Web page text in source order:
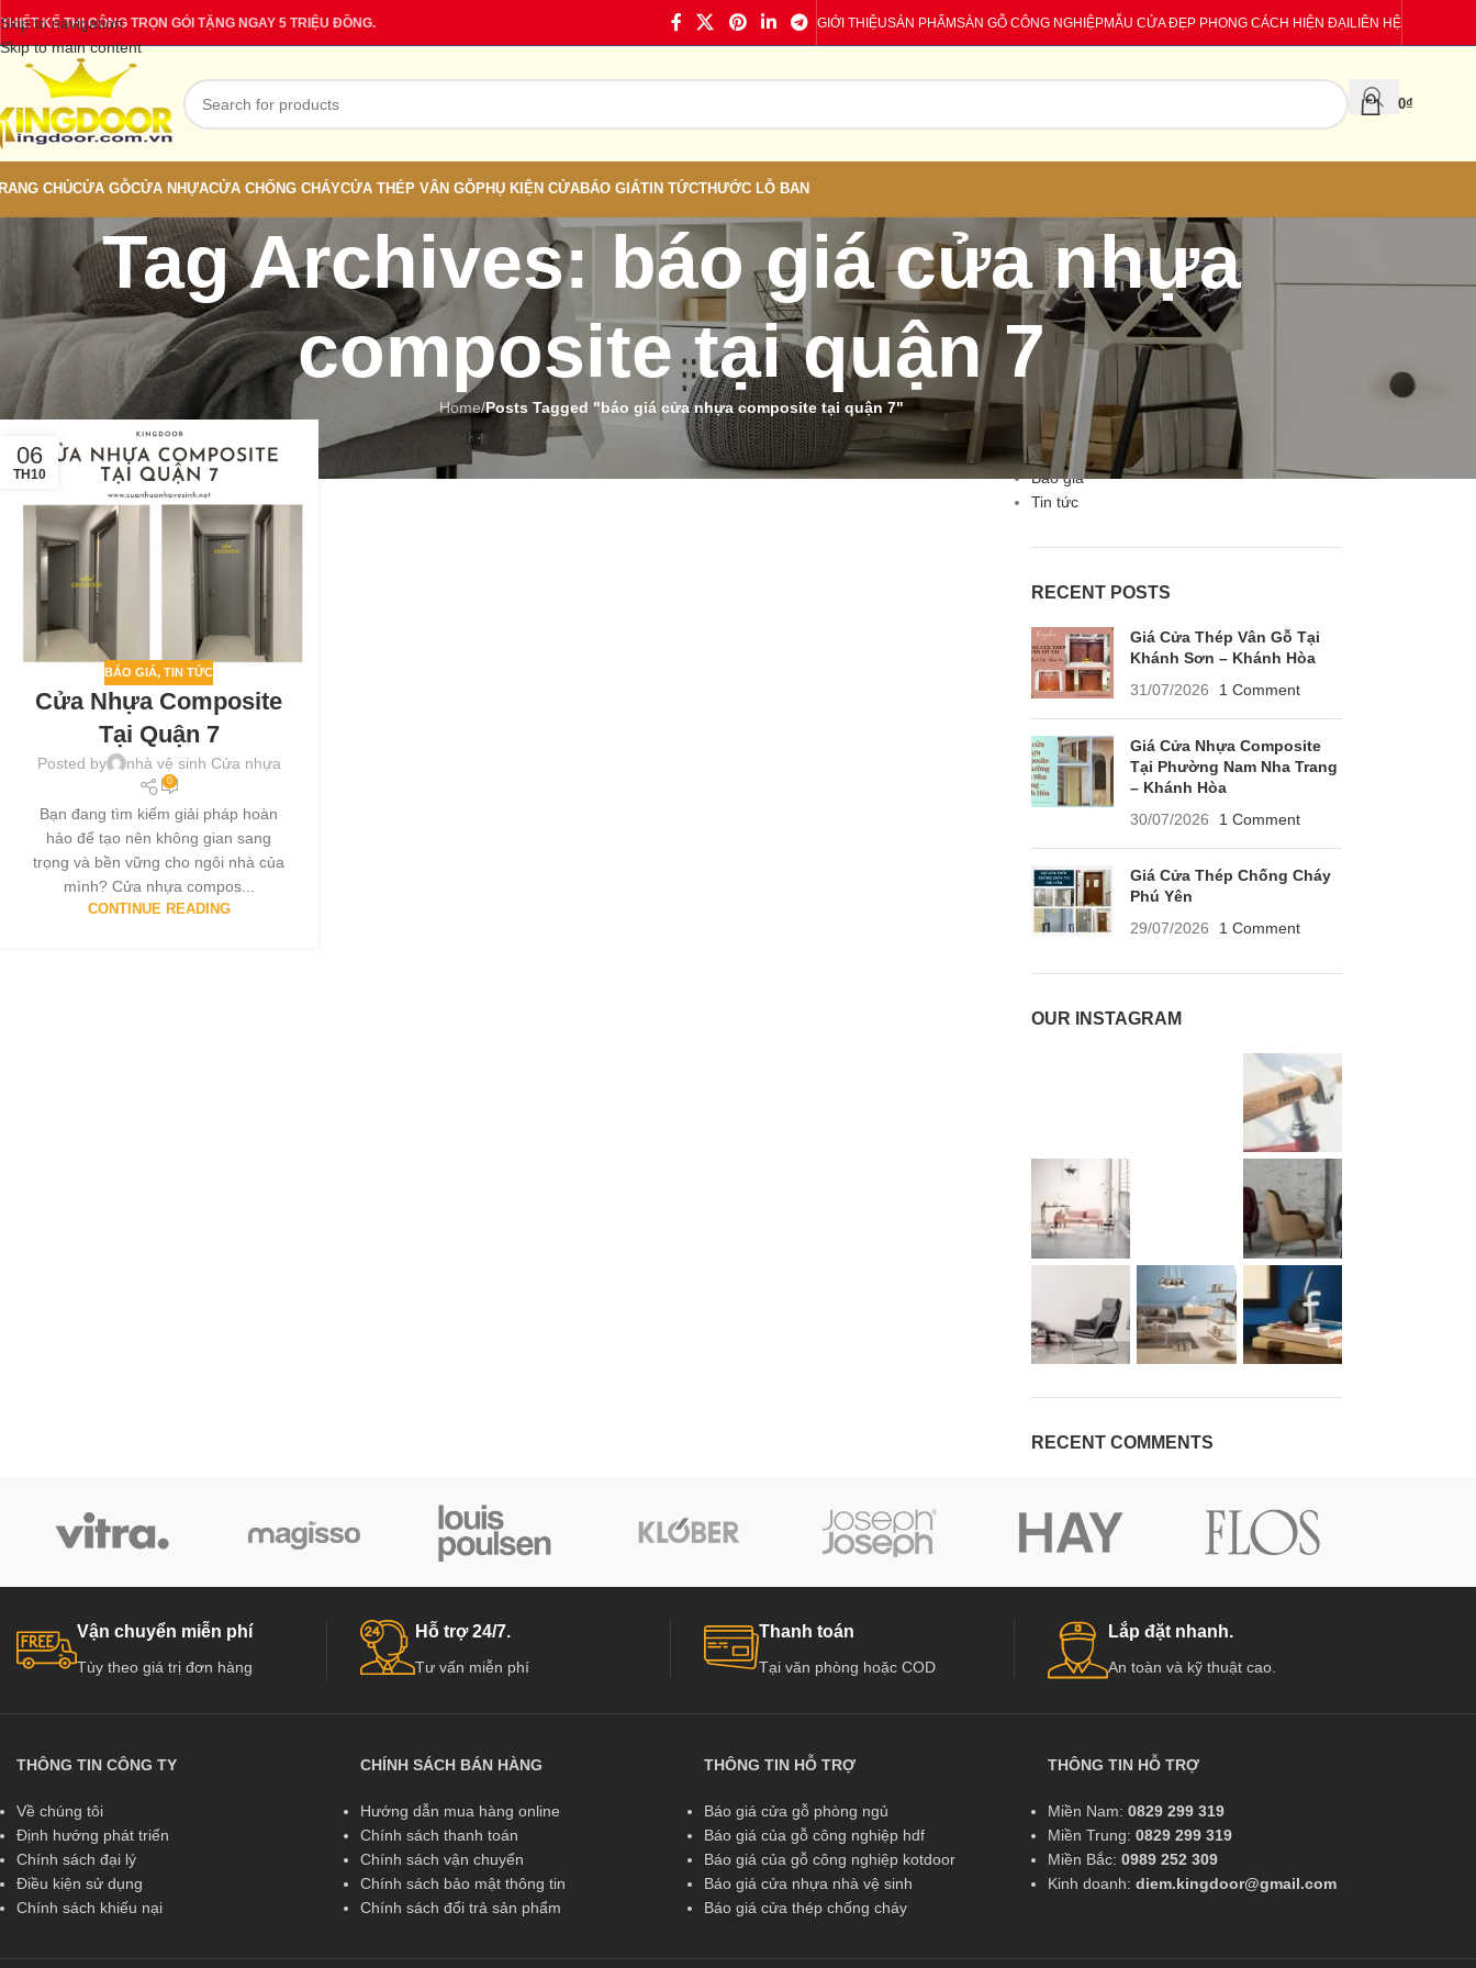
Skip to navigation
Skip to main content
THIẾT KẾ THI CÔNG TRỌN GÓI TẶNG NGAY 5 TRIỆU ĐỒNG. GIỚI THIỆUSẢN PHẨMSÀN GỖ CÔNG NGHIỆPMẪU CỬA ĐẸP PHONG CÁCH HIỆN ĐẠILIÊN HỆ
0₫
CHỦCỬA GỖCỬA NHỰACỬA CHỐNG CHÁYCỬA THÉP VÂN GỖPHỤ KIỆN CỬABÁO GIÁTIN TỨCTHƯỚC LỖ BAN
Tag Archives: báo giá cửa nhựa
composite tại quận 7
Home/Posts Tagged "báo giá cửa nhựa composite tại quận 7"
06
TH10
BÁO GIÁ,TIN TỨC
Cửa Nhựa Composite
Tại Quận 7
Posted by nhà vệ sinh Cửa nhựa
0
Bạn đang tìm kiếm giải pháp hoàn
hảo để tạo nên không gian sang
trọng và bền vững cho ngôi nhà của
mình? Cửa nhựa compos...
CONTINUE READING
CATEGORIES
Báo giá
Tin tức
RECENT POSTS
Giá Cửa Thép Vân Gỗ Tại
Khánh Sơn – Khánh Hòa
31/07/2026
1 Comment
Giá Cửa Nhựa Composite
Tại Phường Nam Nha Trang
– Khánh Hòa
30/07/2026
1 Comment
Giá Cửa Thép Chống Cháy
Phú Yên
29/07/2026
1 Comment
OUR INSTAGRAM
RECENT COMMENTS
Vận chuyển miễn phí
Tùy theo giá trị đơn hàng
Hỗ trợ 24/7.
Tư vấn miễn phí
Thanh toán
Tại văn phòng hoặc COD
Lắp đặt nhanh.
An toàn và kỹ thuật cao.
THÔNG TIN CÔNG TY
Về chúng tôi
Định hướng phát triển
Chính sách đại lý
Điều kiện sử dụng
Chính sách khiếu nại
CHÍNH SÁCH BÁN HÀNG
Hướng dẫn mua hàng online
Chính sách thanh toán
Chính sách vận chuyển
Chính sách bảo mật thông tin
Chính sách đổi trả sản phẩm
THÔNG TIN HỖ TRỢ
Báo giá cửa gỗ phòng ngủ
Báo giá của gỗ công nghiệp hdf
Báo giá của gỗ công nghiệp kotdoor
Báo giá cửa nhựa nhà vệ sinh
Báo giá cửa thép chống cháy
THÔNG TIN HỖ TRỢ
Miền Nam: 0829 299 319
Miền Trung: 0829 299 319
Miền Bắc: 0989 252 309
Kinh doanh: diem.kingdoor@gmail.com